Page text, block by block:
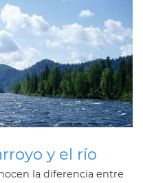
y el río
la diferencia entre